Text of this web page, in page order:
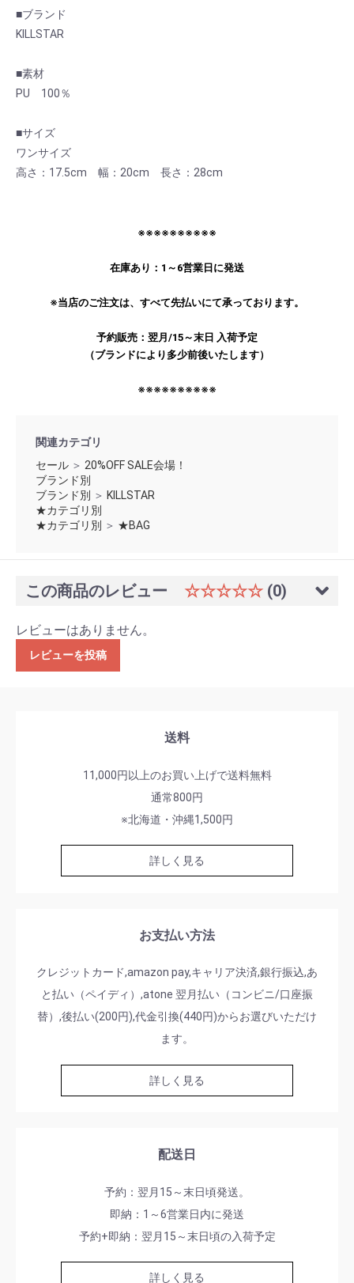
■ブランド
KILLSTAR
■素材
PU 100％
■サイズ
ワンサイズ
高さ：17.5cm 幅：20cm 長さ：28cm
※※※※※※※※※※
在庫あり：1～6営業日に発送
※当店のご注文は、すべて先払いにて承っております。
予約販売：翌月/15～末日 入荷予定
（ブランドにより多少前後いたします）
※※※※※※※※※※
関連カテゴリ
セール ＞ 20%OFF SALE会場！
ブランド別
ブランド別 ＞ KILLSTAR
★カテゴリ別
★カテゴリ別 ＞ ★BAG
この商品のレビュー ☆☆☆☆☆ (0)
レビューはありません。
レビューを投稿
送料
11,000円以上のお買い上げで送料無料
通常800円
※北海道・沖縄1,500円
詳しく見る
お支払い方法
クレジットカード,amazon pay,キャリア決済,銀行振込,あ
と払い（ペイディ）,atone 翌月払い（コンビニ/口座振
替）,後払い(200円),代金引換(440円)からお選びいただけ
ます。
詳しく見る
配送日
予約：翌月15～末日頃発送。
即納：1～6営業日内に発送
予約+即納：翌月15～末日頃の入荷予定
詳しく見る